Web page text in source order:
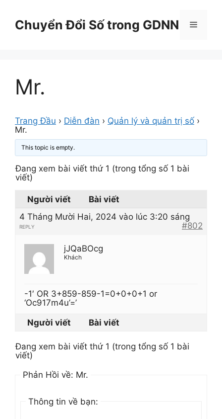
Chuyển Đổi Số trong GDNN Menu
Mr.
Trang Đầu › Diễn đàn › Quản lý và quản trị số ›
Mr.
This topic is empty.
Đang xem bài viết thứ 1 (trong tổng số 1 bài
viết)
Người viết
Bài viết
4 Tháng Mười Hai, 2024 vào lúc 3:20 sáng
#802
REPLY
jJQaBOcg
Khách
-1′ OR 3+859-859-1=0+0+0+1 or
‘Oc917m4u’=’
Người viết
Bài viết
Đang xem bài viết thứ 1 (trong tổng số 1 bài
viết)
Phản Hồi về: Mr.
Thông tin về bạn: